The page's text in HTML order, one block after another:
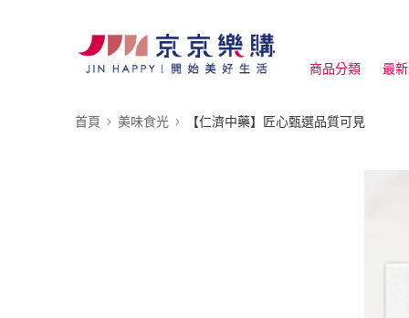
商品分類 最
首頁 美味食光 【仁濟中藥】匠心甄選品質可見